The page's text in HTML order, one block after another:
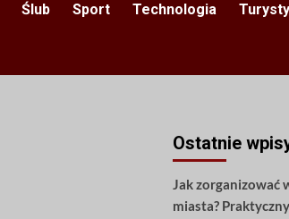
Ślub Sport Technologia
Ostatnie
Jak zorganizować
miasta?